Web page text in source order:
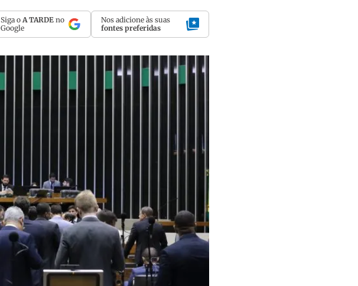
Siga o A TARDE no
Google
Nos adicione às suas
fontes preferidas